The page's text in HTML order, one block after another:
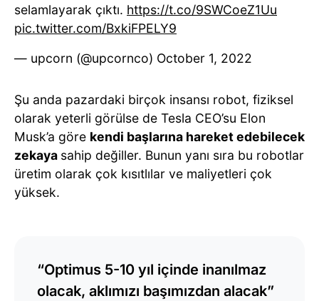
selamlayarak çıktı. https://t.co/9SWCoeZ1Uu
pic.twitter.com/BxkiFPELY9
— upcorn (@upcornco) October 1, 2022
Şu anda pazardaki birçok insansı robot, fiziksel
olarak yeterli görülse de Tesla CEO’su Elon
Musk’a göre kendi başlarına hareket edebilecek
zekaya sahip değiller. Bunun yanı sıra bu robotlar
üretim olarak çok kısıtlılar ve maliyetleri çok
yüksek.
“Optimus 5-10 yıl içinde inanılmaz
olacak, aklımızı başımızdan alacak”